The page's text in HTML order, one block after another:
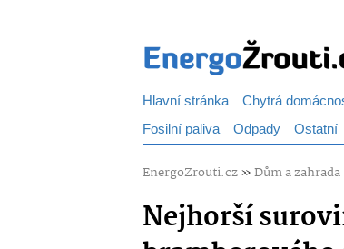
Hlavní stránka Chytrá
Fosilní paliva Odpady Ostatní
EnergoZrouti.cz»Dům a zahrada
Nejhorší